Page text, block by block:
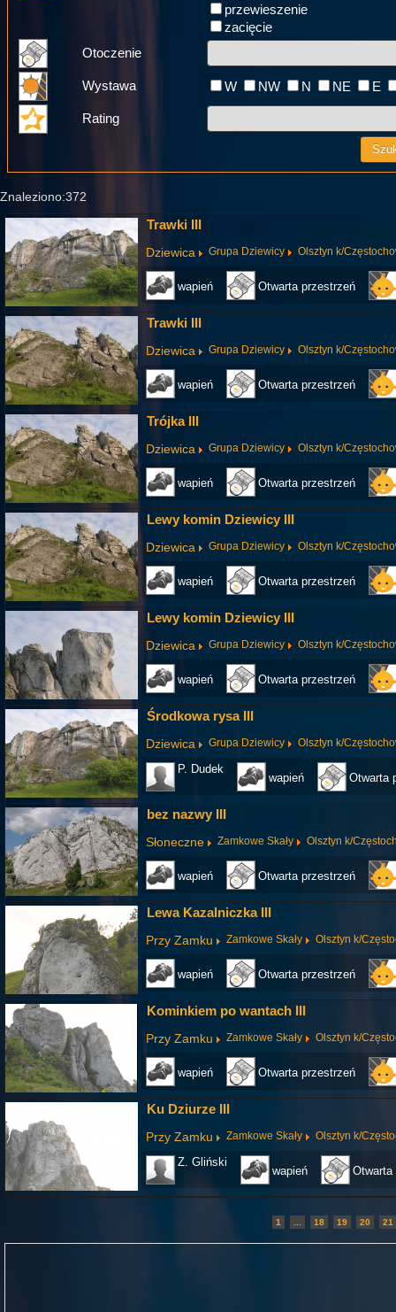
przewieszenie
zacięcie
Otoczenie
Wystawa W NW N NE E
Rating
Znaleziono:372
Trawki III
Dziewica Grupa Dziewicy Olsztyn k/
wapień Otwarta przestrzeń
Trawki III
Dziewica Grupa Dziewicy Olsztyn k/
wapień Otwarta przestrzeń
Trójka III
Dziewica Grupa Dziewicy Olsztyn k/
wapień Otwarta przestrzeń
Lewy komin Dziewicy III
Dziewica Grupa Dziewicy Olsztyn k/
wapień Otwarta przestrzeń
Lewy komin Dziewicy III
Dziewica Grupa Dziewicy Olsztyn k/
wapień Otwarta przestrzeń
Środkowa rysa III
Dziewica Grupa Dziewicy Olsztyn k/
P. Dudek
wapień Otwarta
bez nazwy III
Słoneczne Zamkowe Skały Olsztyn k/
wapień Otwarta przestrzeń
Lewa Kazalniczka III
Przy Zamku Zamkowe Skały Olsztyn k/
wapień Otwarta przestrzeń
Kominkiem po wantach III
Przy Zamku Zamkowe Skały Olsztyn k/
wapień Otwarta przestrzeń
Ku Dziurze III
Przy Zamku Zamkowe Skały Olsztyn k/
Z. Gliński
wapień Otwarta
1 18 19 20 21